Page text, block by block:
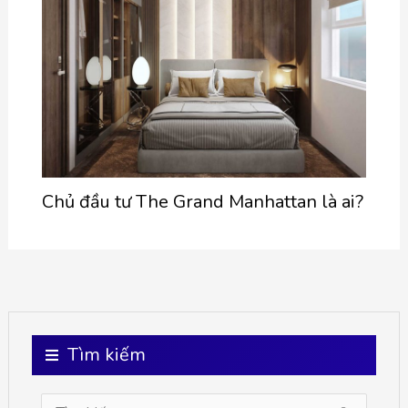
Chủ đầu tư The Grand Manhattan là ai?
Tìm kiếm